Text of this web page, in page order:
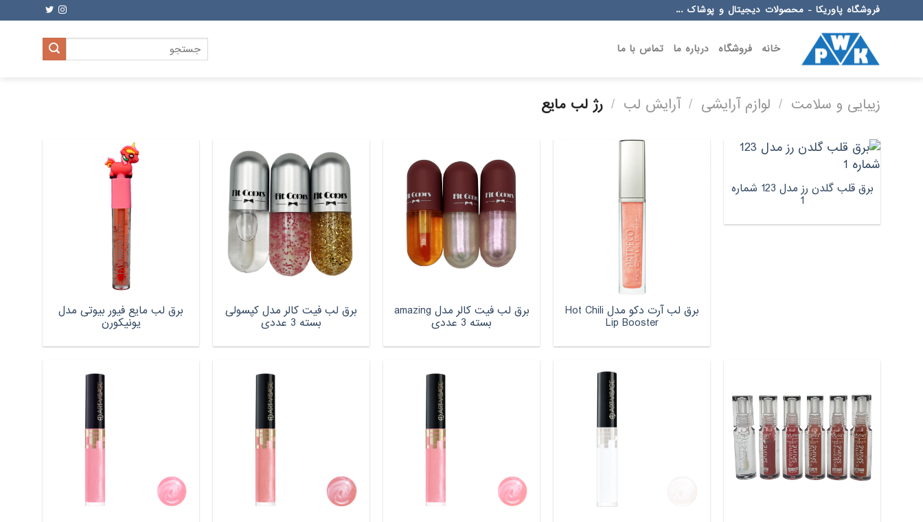
to
فروشگاه پاوریکا - محصولات دیجیتال و پوشاک ...
خانه فروشگاه درباره ما تماس با ما
جستجو
برای:
زیبایی و سلامت / لوازم آرایشی / آرایش لب / رژ لب مایع
برق قلب گلدن رز مدل 123 شماره
1
برق لب آرت دکو مدل Hot Chili
Lip Booster
برق لب فیت کالر مدل amazing
بسته 3 عددی
برق لب فیت کالر مدل کپسولی
بسته 3 عددی
برق لب مایع فیور بیوتی مدل
یونیکورن